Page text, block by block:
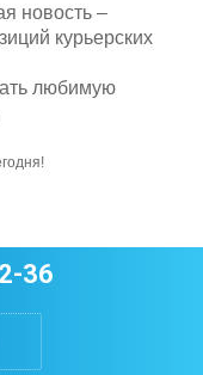
новость –
курьерских
любимую
36